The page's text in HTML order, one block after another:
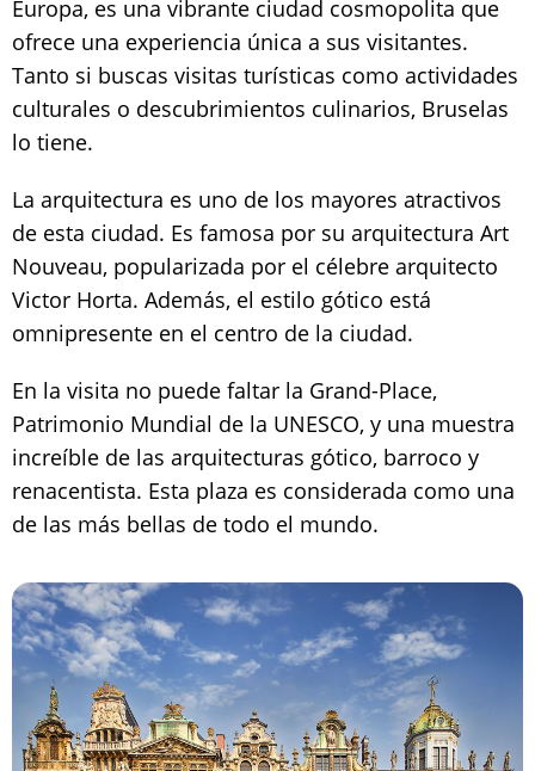
Europa, es una vibrante ciudad cosmopolita que
ofrece una experiencia única a sus visitantes.
Tanto si buscas visitas turísticas como actividades
culturales o descubrimientos culinarios, Bruselas
lo tiene.
La arquitectura es uno de los mayores atractivos
de esta ciudad. Es famosa por su arquitectura Art
Nouveau, popularizada por el célebre arquitecto
Victor Horta. Además, el estilo gótico está
omnipresente en el centro de la ciudad.
En la visita no puede faltar la Grand-Place,
Patrimonio Mundial de la UNESCO, y una muestra
increíble de las arquitecturas gótico, barroco y
renacentista. Esta plaza es considerada como una
de las más bellas de todo el mundo.